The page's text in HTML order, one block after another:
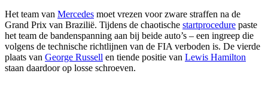
Het team van Mercedes moet vrezen voor zware straffen na de
Grand Prix van Brazilië. Tijdens de chaotische startprocedure paste
het team de bandenspanning aan bij beide auto’s – een ingreep die
volgens de technische richtlijnen van de FIA verboden is. De vierde
plaats van George Russell en tiende positie van Lewis Hamilton
staan daardoor op losse schroeven.